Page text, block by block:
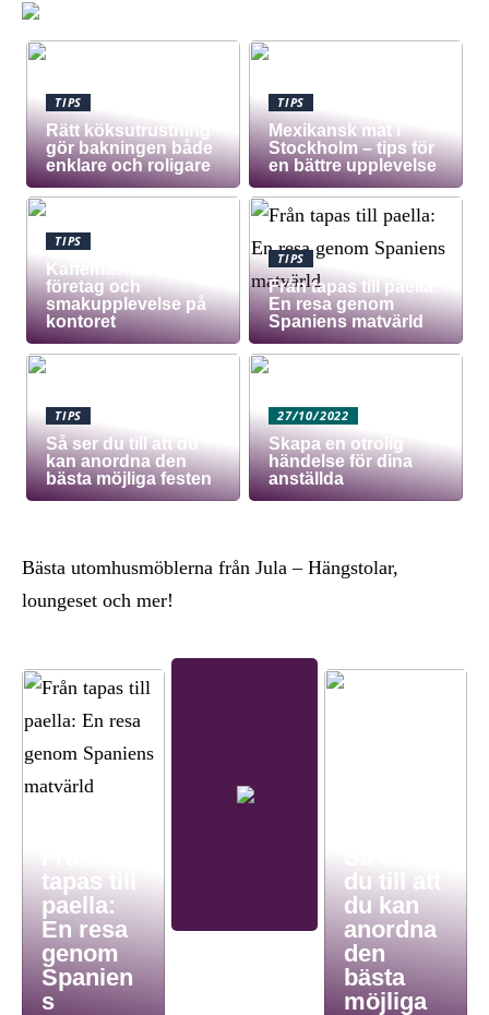
TIPS
Rätt köksutrustning
gör bakningen både
enklare och roligare
TIPS
Mexikansk mat i
Stockholm – tips för
en bättre upplevelse
TIPS
Kaffemaskin för
företag och
smakupplevelse på
kontoret
TIPS
Från tapas till paella:
En resa genom
Spaniens matvärld
TIPS
Så ser du till att du
kan anordna den
bästa möjliga festen
27/10/2022
Skapa en otrolig
händelse för dina
anställda
Bästa utomhusmöblerna från Jula – Hängstolar,
loungeset och mer!
tapas till
paella:
En resa
genom
Spanien
s
du till att
du kan
anordna
den
bästa
möjliga